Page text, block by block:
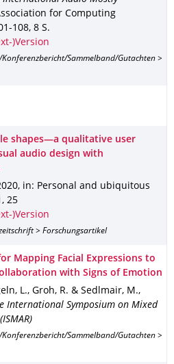
for Computing
108, 8 S.
)Version
Sammelband/Gutachten >
shapes—a qualitative user
audio design with
, in: Personal and ubiquitous
, 25
)Version
> Forschungsartikel
Mapping Facial Expressions to
with Signs of Emotion
L., Groh, R. & Sedlmair, M.,
International Symposium on Mixed
Sammelband/Gutachten >